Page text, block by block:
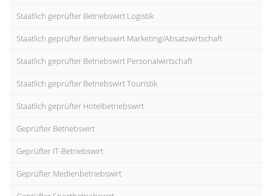
Staatlich geprüfter Betriebswirt Logistik
Staatlich geprüfter Betriebswirt Marketing/Absatzwirtschaft
Staatlich geprüfter Betriebswirt Personalwirtschaft
Staatlich geprüfter Betriebswirt Touristik
Staatlich geprüfter Hotelbetriebswirt
Geprüfter Betriebswirt
Geprüfter IT-Betriebswirt
Geprüfter Medienbetriebswirt